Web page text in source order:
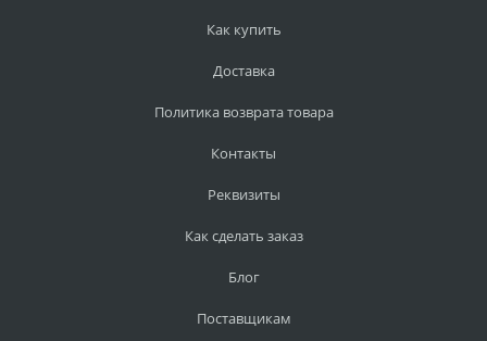
Как купить
Доставка
Политика возврата товара
Контакты
Реквизиты
Как сделать заказ
Блог
Поставщикам